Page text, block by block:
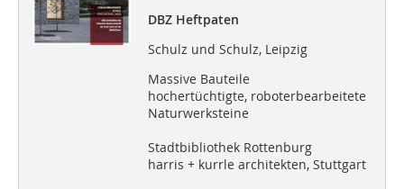
DBZ Heftpaten
Schulz und Schulz, Leipzig
Massive Bauteile
hochertüchtigte, roboterbearbeitete
Naturwerksteine
Stadtbibliothek Rottenburg
harris + kurrle architekten, Stuttgart